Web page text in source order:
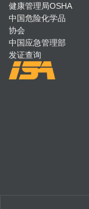
健康管理局OSHA
中国危险化学品
协会
中国应急管理部
发证查询